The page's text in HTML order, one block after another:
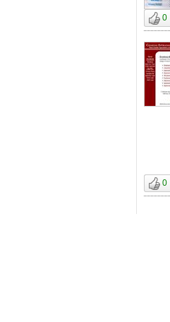
0
0